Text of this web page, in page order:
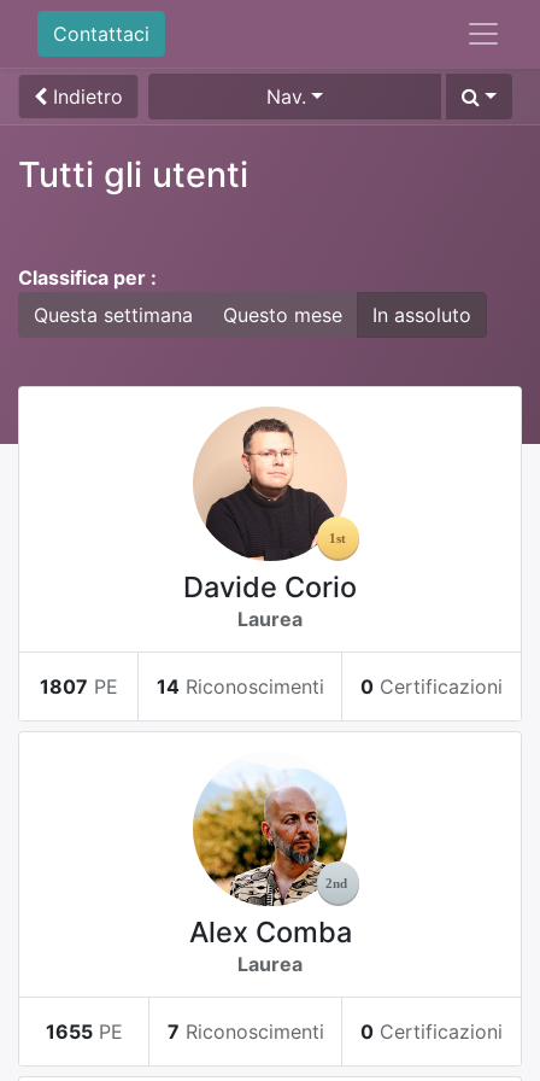
Contattaci
Indietro Nav.
Tutti gli utenti
Classifica per :
Questa settimana
Questo mese In assoluto
Davide Corio
Laurea
1807 PE 14 Riconoscimenti 0 Certificazioni
Alex Comba
Laurea
1655 PE 7 Riconoscimenti 0 Certificazioni